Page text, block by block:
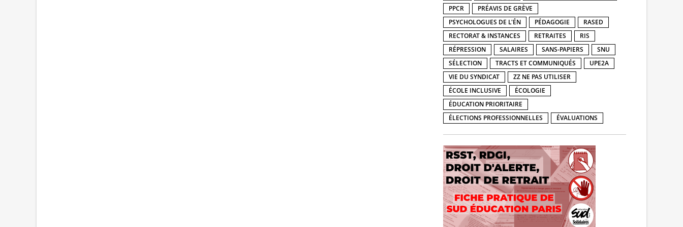
PPCR
PRÉAVIS DE GRÈVE
PSYCHOLOGUES DE L'ÉN
PÉDAGOGIE
RASED
RECTORAT & INSTANCES
RETRAITES
RIS
RÉPRESSION
SALAIRES SANS-PAPIERS
SNU
SÉLECTION
TRACTS ET COMMUNIQUÉS
UPE2A
VIE DU SYNDICAT
ZZ NE PAS UTILISER
ÉCOLE INCLUSIVE
ÉCOLOGIE
ÉDUCATION PRIORITAIRE
ÉLECTIONS PROFESSIONNELLES
ÉVALUATIONS